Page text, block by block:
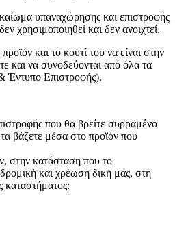
υπαναχώρησης και επιστροφής
χρησιμοποιηθεί και δεν ανοιχτεί.
και το κουτί του να είναι στην
και να συνοδεύονται από όλα τα
Έντυπο Επιστροφής).
που θα βρείτε συρραμένο
βάζετε μέσα στο προϊόν που
στην κατάσταση που το
και χρέωση δική μας, στη
καταστήματος: